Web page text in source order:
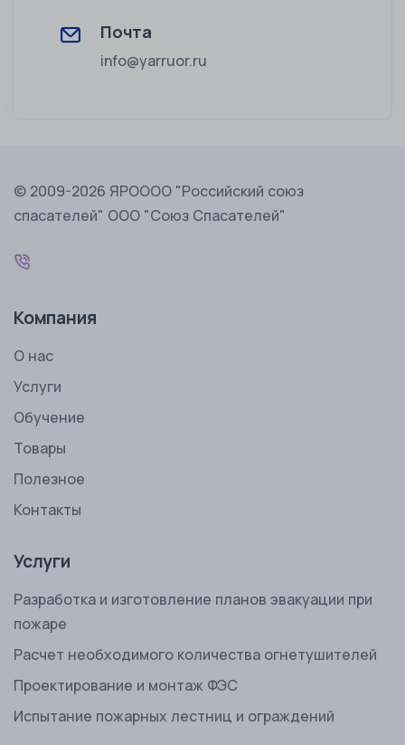
Почта
info@yarruor.ru
© 2009-2026 ЯРОООО "Российский союз
спасателей" ООО "Союз Спасателей"
Компания
О нас
Услуги
Обучение
Товары
Полезное
Контакты
Услуги
Разработка и изготовление планов эвакуации при
пожаре
Расчет необходимого количества огнетушителей
Проектирование и монтаж ФЭС
Испытание пожарных лестниц и ограждений